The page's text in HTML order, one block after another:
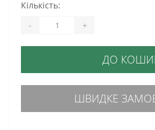
Кількість:
- +
ДО
ШВИДКЕ